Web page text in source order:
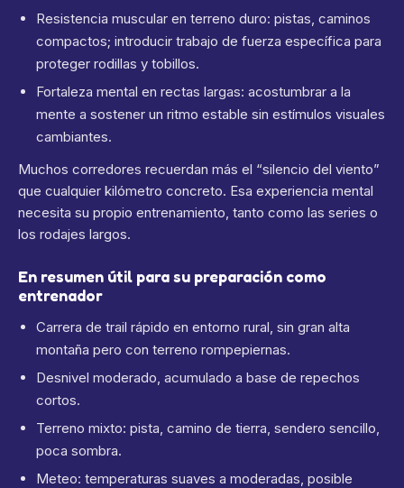
Resistencia muscular en terreno duro: pistas, caminos
compactos; introducir trabajo de fuerza específica para
proteger rodillas y tobillos.
Fortaleza mental en rectas largas: acostumbrar a la
mente a sostener un ritmo estable sin estímulos visuales
cambiantes.
Muchos corredores recuerdan más el “silencio del viento”
que cualquier kilómetro concreto. Esa experiencia mental
necesita su propio entrenamiento, tanto como las series o
los rodajes largos.
En resumen útil para su preparación como
entrenador
Carrera de trail rápido en entorno rural, sin gran alta
montaña pero con terreno rompepiernas.
Desnivel moderado, acumulado a base de repechos
cortos.
Terreno mixto: pista, camino de tierra, sendero sencillo,
poca sombra.
Meteo: temperaturas suaves a moderadas, posible